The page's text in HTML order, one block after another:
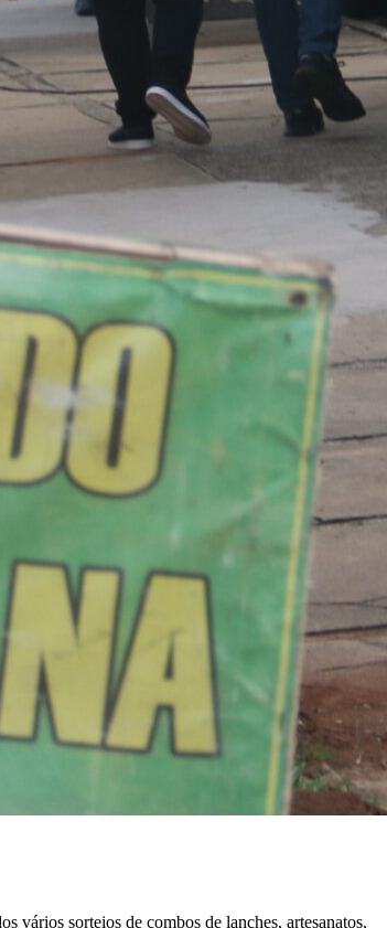
vários sorteios de combos de lanches, artesanatos,